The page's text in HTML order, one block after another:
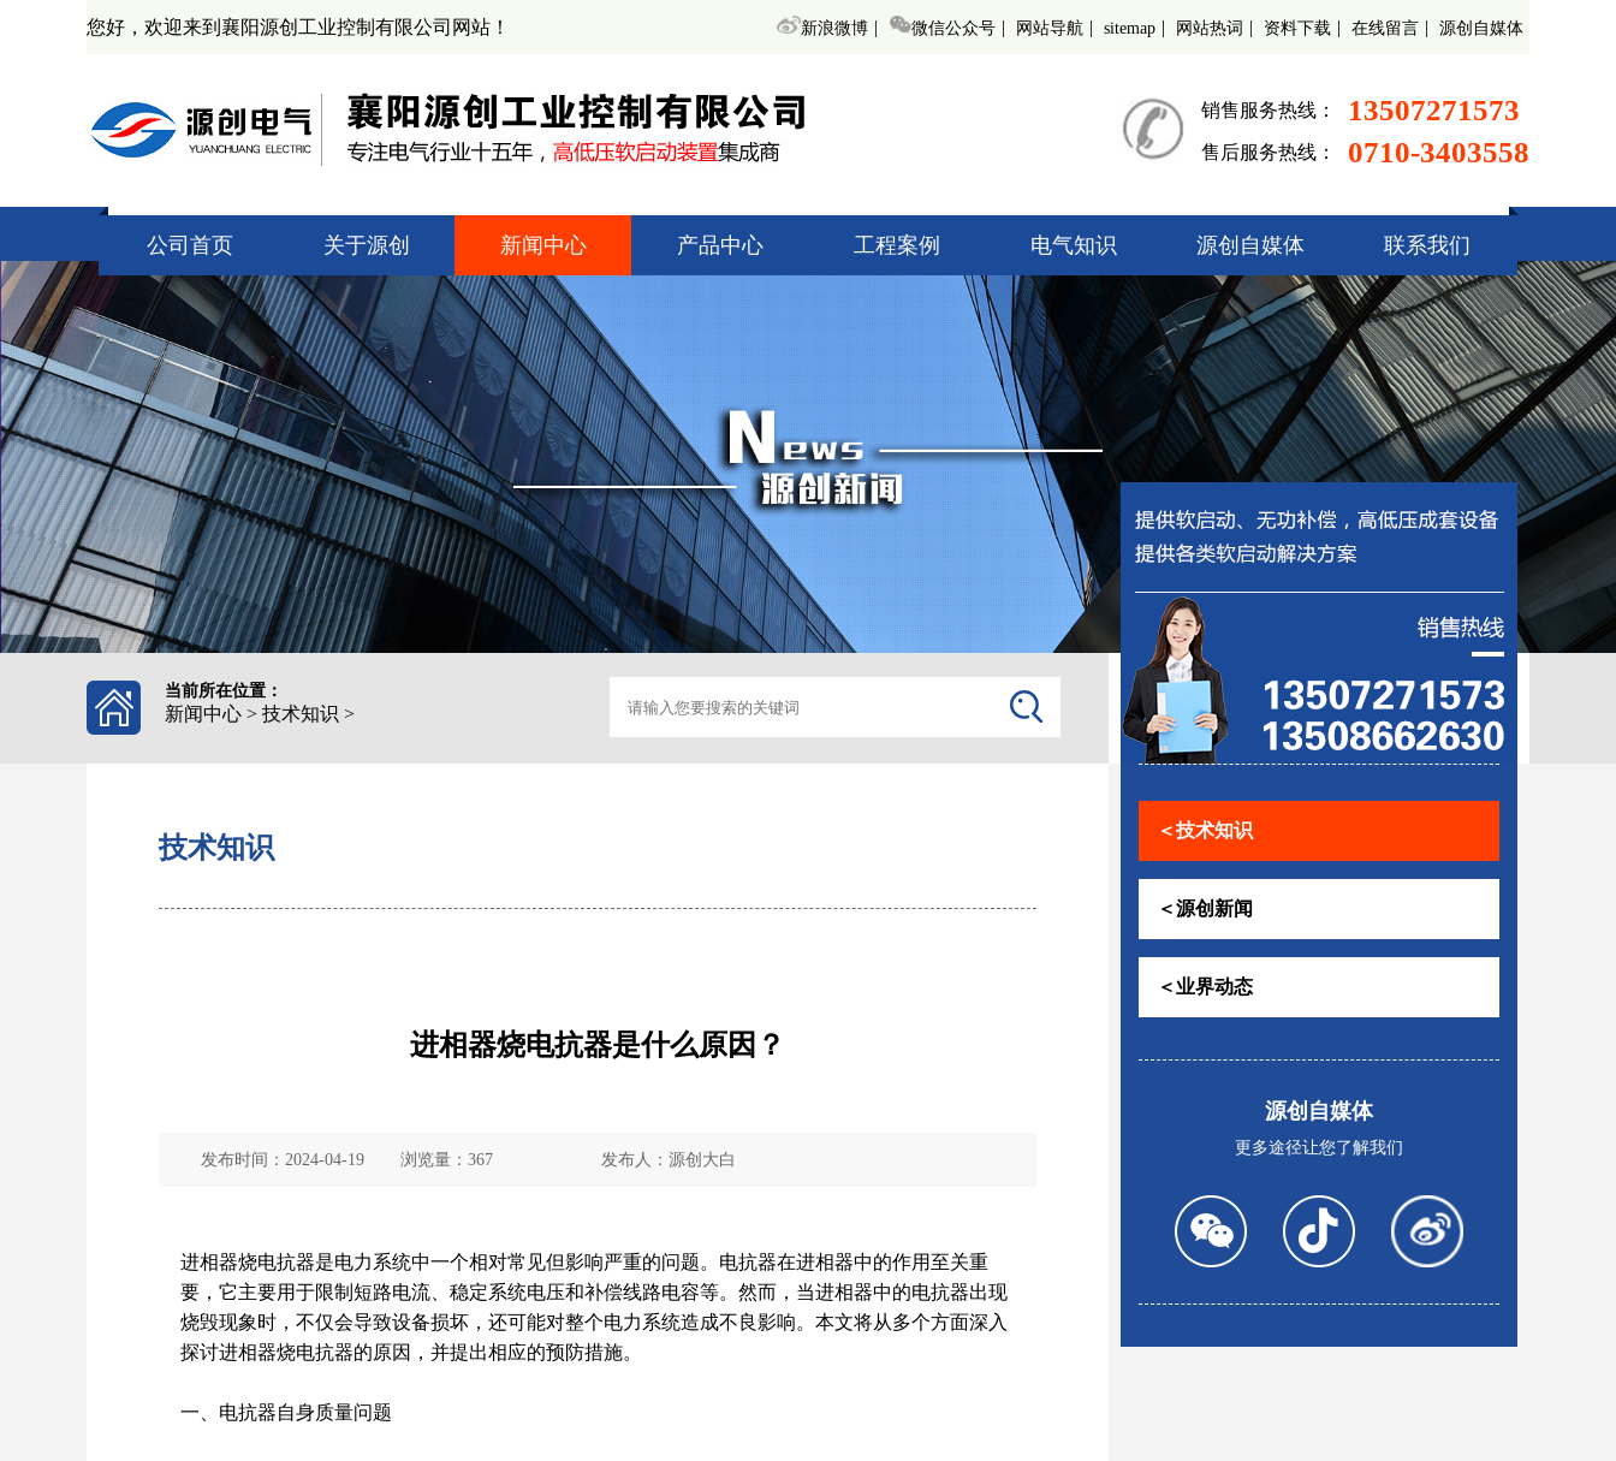
您好，欢迎来到襄阳源创工业控制有限公司网站！ 新浪微博 | 微信公众号 | 网站导航 | sitemap | 网站热词 | 资料下载 | 在线留言 | 源创自媒体
销售服务热线： 13507271573
售后服务热线： 0710-3403558
公司首页 关于源创
公司简介
资质证书
产业基地
企业文化
新闻中心
技术知识
源创新闻
业界动态
产品中心
无功补偿装置
变频调速器
高低压开关柜
箱变监控助磨
工程案例 电气知识
高低压起动柜
无功补偿装置
变频调速器
高低压开关柜
箱变监控助磨
源创自媒体 联系我们
当前所在位置：
新闻中心 > 技术知识 >
＜技术知识
＜源创新闻
＜业界动态
源创自媒体
更多途径让您了解我们
技术知识
进相器烧电抗器是什么原因？
发布时间： 2024-04-19 浏览量：367 发布人： 源创大白
进相器烧电抗器是电力系统中一个相对常见但影响严重的问题。 电抗器在进相器中的作用至关重
要，它主要用于限制短路电流、稳定系统电压和补偿线路电容等。然而，当进相器中的电抗器出现
烧毁现象时，不仅会导致设备损坏，还可能对整个电力系统造成不良影响。本文将从多个方面深入
探讨进相器烧电抗器的原因，并提出相应的预防措施。
一、电抗器自身质量问题